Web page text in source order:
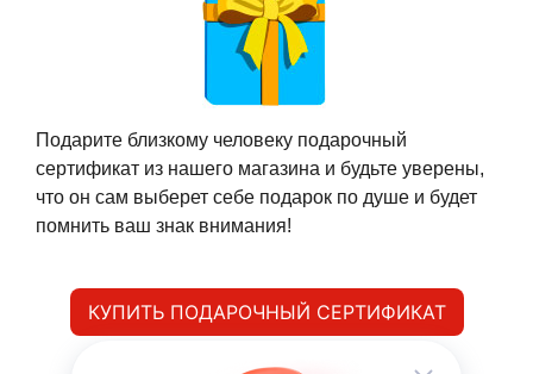
Подарите близкому человеку подарочный
сертификат из нашего магазина и будьте уверены,
что он сам выберет себе подарок по душе и будет
помнить ваш знак внимания!
КУПИТЬ ПОДАРОЧНЫЙ СЕРТИФИКАТ